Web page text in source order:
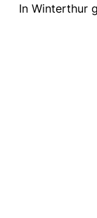
In Winterthur